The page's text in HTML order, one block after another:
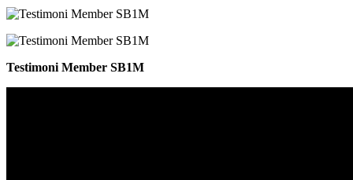
Testimoni Member SB1M